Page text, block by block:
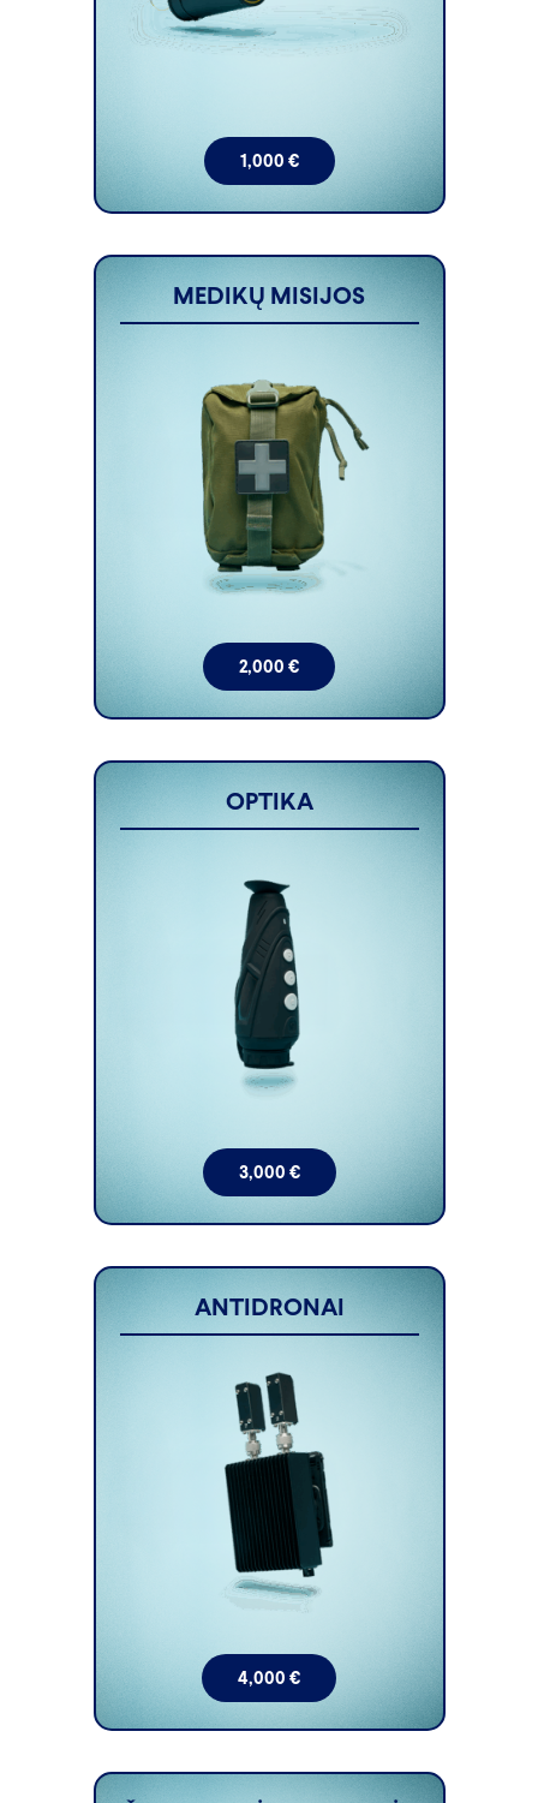
1,000 €
MEDIKŲ MISIJOS
2,000 €
OPTIKA
3,000 €
ANTIDRONAI
4,000 €